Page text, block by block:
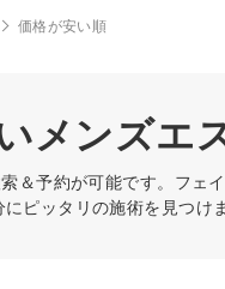
価格が安い順
メンズエ
＆予約が可能です。フェ
ピッタリの施術を見つけ